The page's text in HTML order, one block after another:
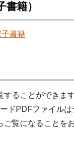
籍）
書籍
ることができます
ドPDFファイル
覧になることを